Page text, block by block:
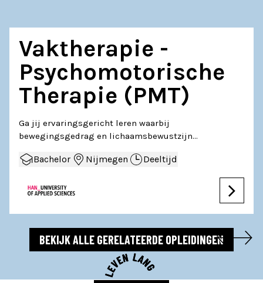
Vaktherapie -
Psychomotorische
Therapie (PMT)
Ga jij ervaringsgericht leren waarbij
bewegingsgedrag en lichaamsbewustzijn…
Bachelor Nijmegen Deeltijd
BEKIJK ALLE GERELATEERDE OPLEIDINGEN